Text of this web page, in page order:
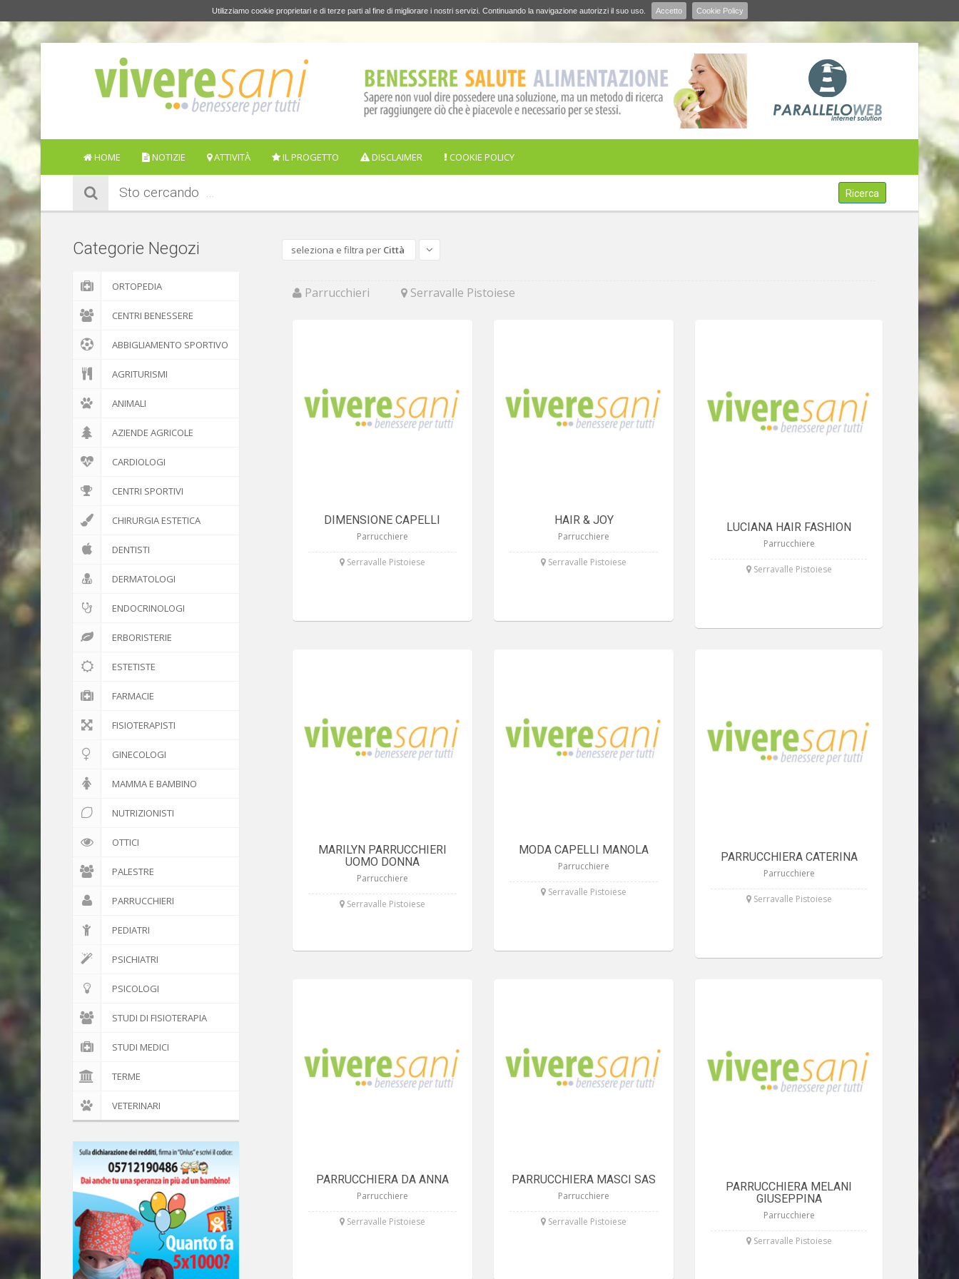
Utilizziamo cookie proprietari e di terze parti al fine di migliorare i nostri servizi. Continuando la navigazione autorizzi il suo uso. Accetto Cookie Policy
HOME NOTIZIE ATTIVITÀ IL PROGETTO DISCLAIMER COOKIE POLICY
Sto cercando Ricerca
Categorie Negozi
ORTOPEDIA
CENTRI BENESSERE
ABBIGLIAMENTO SPORTIVO
AGRITURISMI
ANIMALI
AZIENDE AGRICOLE
CARDIOLOGI
CENTRI SPORTIVI
CHIRURGIA ESTETICA
DENTISTI
DERMATOLOGI
ENDOCRINOLOGI
ERBORISTERIE
ESTETISTE
FARMACIE
FISIOTERAPISTI
GINECOLOGI
MAMMA E BAMBINO
NUTRIZIONISTI
OTTICI
PALESTRE
PARRUCCHIERI
PEDIATRI
PSICHIATRI
PSICOLOGI
STUDI DI FISIOTERAPIA
STUDI MEDICI
TERME
VETERINARI
seleziona e filtra per Città
Parrucchieri Serravalle Pistoiese
DIMENSIONE CAPELLI
Parrucchiere
Serravalle Pistoiese
HAIR & JOY
Parrucchiere
Serravalle Pistoiese
LUCIANA HAIR FASHION
Parrucchiere
Serravalle Pistoiese
MARILYN PARRUCCHIERI
UOMO DONNA
Parrucchiere
Serravalle Pistoiese
MODA CAPELLI MANOLA
Parrucchiere
Serravalle Pistoiese
PARRUCCHIERA CATERINA
Parrucchiere
Serravalle Pistoiese
PARRUCCHIERA DA ANNA
Parrucchiere
Serravalle Pistoiese
PARRUCCHIERA MASCI SAS
Parrucchiere
Serravalle Pistoiese
PARRUCCHIERA MELANI
GIUSEPPINA
Parrucchiere
Serravalle Pistoiese